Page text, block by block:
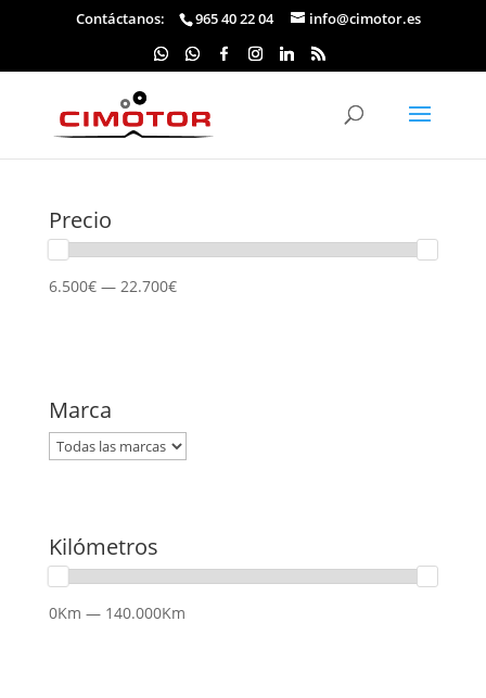
Contáctanos: 965 40 22 04 info@cimotor.es
Precio
6.500€ — 22.700€
Marca
Kilómetros
0Km — 140.000Km